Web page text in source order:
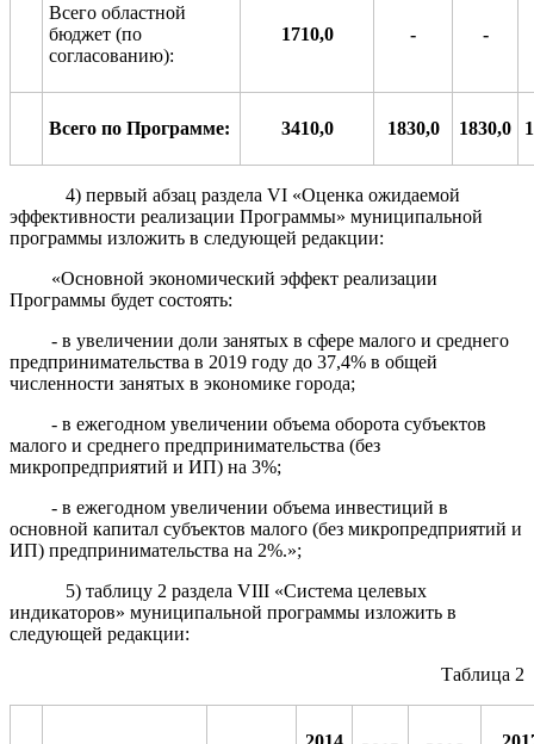
Всего областной
бюджет (по
согласованию):
1710,0 - -
Всего по Программе: 3410,0 1830,0 1830,0
4) первый абзац раздела VI «Оценка ожидаемой
эффективности реализации Программы» муниципальной
программы изложить в следующей редакции:
«Основной экономический эффект реализации
Программы будет состоять:
- в увеличении доли занятых в сфере малого и среднего
предпринимательства в 2019 году до 37,4% в общей
численности занятых в экономике города;
- в ежегодном увеличении объема оборота субъектов
малого и среднего предпринимательства (без
микропредприятий и ИП) на 3%;
- в ежегодном увеличении объема инвестиций в
основной капитал субъектов малого (без микропредприятий и
ИП) предпринимательства на 2%.»;
5) таблицу 2 раздела VIII «Система целевых
индикаторов» муниципальной программы изложить в
следующей редакции:
Таблица 2